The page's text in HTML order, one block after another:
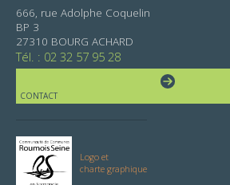
666, rue Adolphe Coquelin
BP 3
27310 BOURG ACHARD
Tél. : 02 32 57 95 28
CONTACT
Logo et
charte graphique